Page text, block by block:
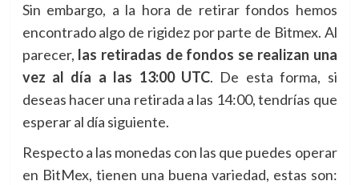
Sin embargo, a la hora de retirar fondos hemos
encontrado algo de rigidez por parte de Bitmex. Al
parecer, las retiradas de fondos se realizan una
vez al día a las 13:00 UTC. De esta forma, si
deseas hacer una retirada a las 14:00, tendrías que
esperar al día siguiente.
Respecto a las monedas con las que puedes operar
en BitMex, tienen una buena variedad, estas son: